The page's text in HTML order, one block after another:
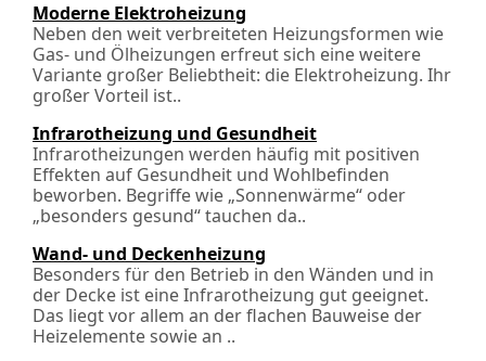
Moderne Elektroheizung
Neben den weit verbreiteten Heizungsformen wie
Gas- und Ölheizungen erfreut sich eine weitere
Variante großer Beliebtheit: die Elektroheizung. Ihr
großer Vorteil ist..
Infrarotheizung und Gesundheit
Infrarotheizungen werden häufig mit positiven
Effekten auf Gesundheit und Wohlbefinden
beworben. Begriffe wie „Sonnenwärme“ oder
„besonders gesund“ tauchen da..
Wand- und Deckenheizung
Besonders für den Betrieb in den Wänden und in
der Decke ist eine Infrarotheizung gut geeignet.
Das liegt vor allem an der flachen Bauweise der
Heizelemente sowie an ..